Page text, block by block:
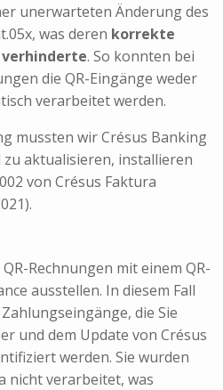
unerwarteten Änderung des
was deren korrekte
. So konnten bei
die QR-Eingänge weder
verarbeitet werden.
mussten wir Crésus Banking
zu aktualisieren, installieren
von Crésus Faktura
Rechnungen mit einem QR-
ausstellen. In diesem Fall
die Sie
und dem Update von Crésus
werden. Sie wurden
nicht verarbeitet, was